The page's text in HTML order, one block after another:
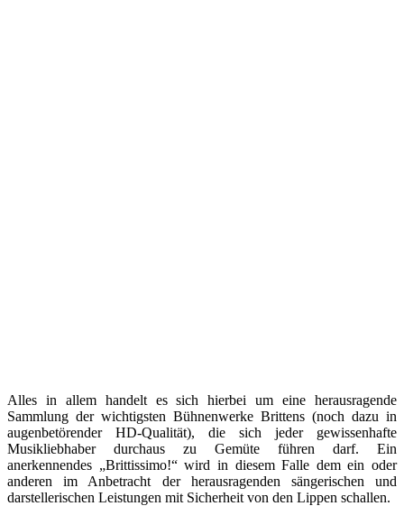
Alles in allem handelt es sich hierbei um eine herausragende
Sammlung der wichtigsten Bühnenwerke Brittens (noch dazu in
augenbetörender HD-Qualität), die sich jeder gewissenhafte
Musikliebhaber durchaus zu Gemüte führen darf. Ein
anerkennendes „Brittissimo!“ wird in diesem Falle dem ein oder
anderen im Anbetracht der herausragenden sängerischen und
darstellerischen Leistungen mit Sicherheit von den Lippen schallen.